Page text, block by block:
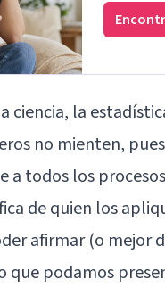
ciencia, la
no mienten,
a todos los
de quien los
afirmar (o mejor
que podamos